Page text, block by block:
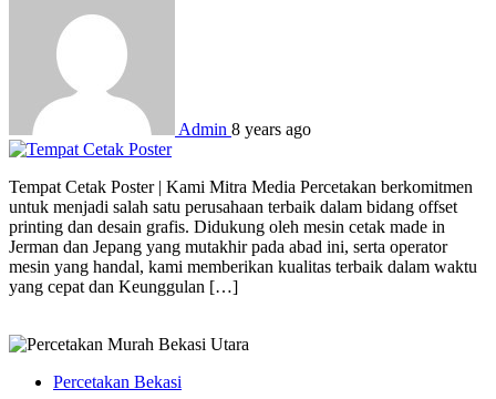
Admin 8 years ago
Tempat Cetak Poster | Kami Mitra Media Percetakan berkomitmen
untuk menjadi salah satu perusahaan terbaik dalam bidang offset
printing dan desain grafis. Didukung oleh mesin cetak made in
Jerman dan Jepang yang mutakhir pada abad ini, serta operator
mesin yang handal, kami memberikan kualitas terbaik dalam waktu
yang cepat dan Keunggulan […]
Percetakan Bekasi